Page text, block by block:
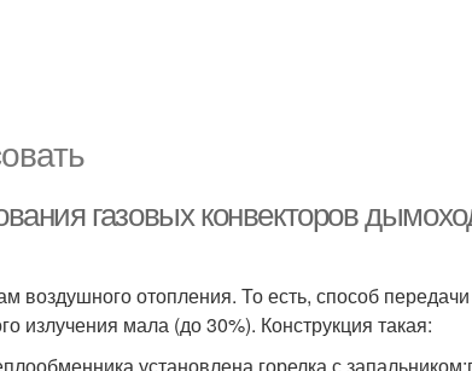
газовых конвекторов
воздушного отопления. То есть, способ
излучения мала (до 30%). Конструкция такая: